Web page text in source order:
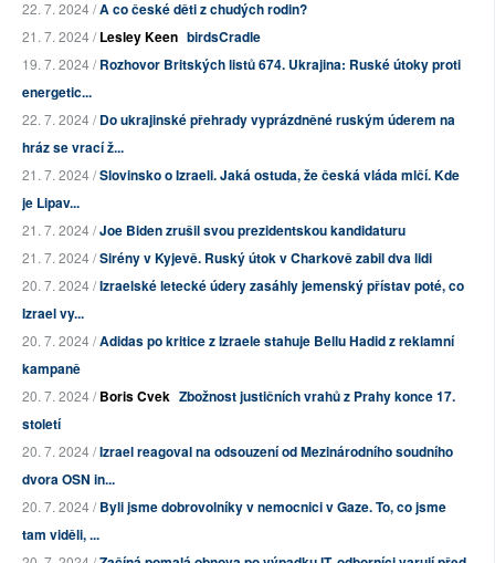
22. 7. 2024 /A co české děti z chudých rodin?
21. 7. 2024 /Lesley Keen birdsCradle
19. 7. 2024 /Rozhovor Britských listů 674. Ukrajina: Ruské útoky proti
energetic...
22. 7. 2024 /Do ukrajinské přehrady vyprázdněné ruským úderem na
hráz se vrací ž...
21. 7. 2024 /Slovinsko o Izraeli. Jaká ostuda, že česká vláda mlčí. Kde
je Lipav...
21. 7. 2024 /Joe Biden zrušil svou prezidentskou kandidaturu
21. 7. 2024 /Sirény v Kyjevě. Ruský útok v Charkově zabil dva lidi
20. 7. 2024 /Izraelské letecké údery zasáhly jemenský přístav poté, co
Izrael vy...
20. 7. 2024 /Adidas po kritice z Izraele stahuje Bellu Hadid z reklamní
kampaně
20. 7. 2024 /Boris Cvek Zbožnost justičních vrahů z Prahy konce 17.
století
20. 7. 2024 /Izrael reagoval na odsouzení od Mezinárodního soudního
dvora OSN in...
20. 7. 2024 /Byli jsme dobrovolníky v nemocnici v Gaze. To, co jsme
tam viděli, ...